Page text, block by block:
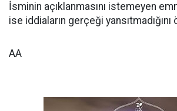
İsminin açıklanmasını istemeyen
ise iddiaların gerçeği
AA